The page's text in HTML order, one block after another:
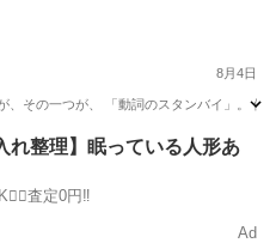
8月4日
、その一つが、 「動詞のスタンバイ」。
グ
れ整理】眠っている人形あ
査定0円‼️
Ad